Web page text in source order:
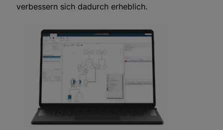
verbessern sich dadurch erheblich.